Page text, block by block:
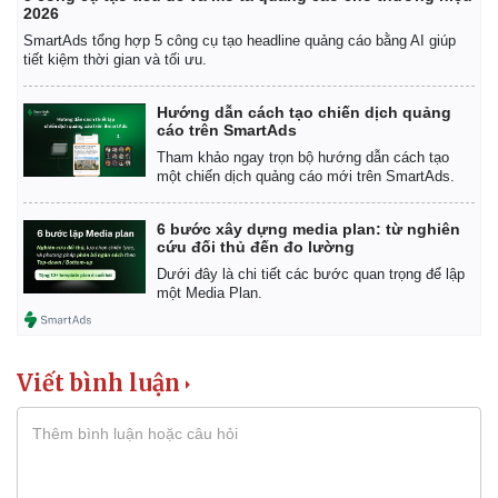
2026
SmartAds tổng hợp 5 công cụ tạo headline quảng cáo bằng AI giúp
tiết kiệm thời gian và tối ưu.
Hướng dẫn cách tạo chiến dịch quảng
cáo trên SmartAds
Tham khảo ngay trọn bộ hướng dẫn cách tạo
một chiến dịch quảng cáo mới trên SmartAds.
6 bước xây dựng media plan: từ nghiên
cứu đối thủ đến đo lường
Dưới đây là chi tiết các bước quan trọng để lập
một Media Plan.
Viết bình luận